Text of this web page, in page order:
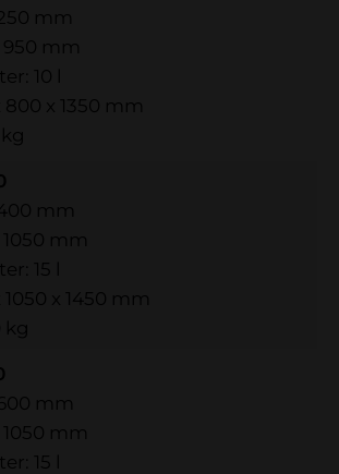
mm
mm
10 l
800 x 1350 mm
mm
mm
15 l
1050 x 1450 mm
kg
mm
mm
15 l